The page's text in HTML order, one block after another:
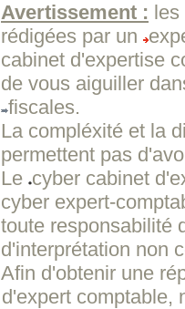
Avertissement : les
rédigées par un
cabinet d'expertise
de vous aiguiller
fiscales.
La compléxité et la
permettent pas
Le cyber cabinet
cyber expert-
toute responsabilité
d'interprétation non
Afin d'obtenir une
d'expert comptable,